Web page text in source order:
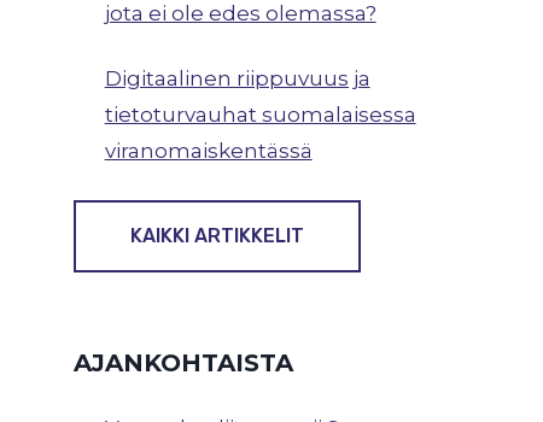
jota ei ole edes olemassa?
Digitaalinen riippuvuus ja
tietoturvauhat suomalaisessa
viranomaiskentässä
KAIKKI ARTIKKELIT
AJANKOHTAISTA